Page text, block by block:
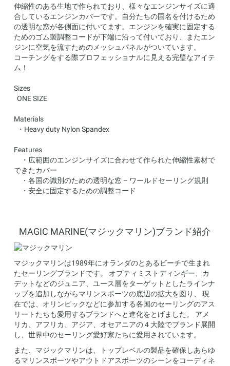
伸縮性のある生地で作られており、様々なエンジンサイズに適
合しているエンジンカバーです。自分たちの国名を付けるため
の透明な窓が各側面に付いてます。エンジンを確実に固定する
ためのゴム製調整コードが下端に沿って付いており、またエン
ジンに空気を流すためのメッシュパネルがついています。
コーチングをする際プロフェッショナルに見える完璧なアイテ
ム！
Sizes
ONE SIZE
Materials
・Heavy duty Nylon Spandex
Features
・広範囲のエンジンサイズに合わせて作られた伸縮性素材で
できたカバー
・各国の識別のための透明な窓 – ワールドセーリング規則
・安全に固定するための調整コード
MAGIC MARINE(マジックマリン)ブランド紹介
マジックマリンは1989年にオランダのとあるビーチで生まれ
たセーリングブランドです。 オプティミストディンギー、カ
デットなどのジュニア、ユース層をターゲットとしたラインナ
ップを追加しながらマリンスポーツの底辺の拡大を図り、 現
在では、オリンピックなどに参加する各国のセーリングのアス
リートたちも愛用するブランドへと進化をとげました。 アメ
リカ、アフリカ、アジア、オセアニアの４大陸でブランド展開
し、世界中のセーリング愛好家たちに愛用されています。
また、マジックマリンは、トップレベルの製品を確保しあらゆ
るマリンスポーツやアウトドアスポーツのシーンをコーディネ